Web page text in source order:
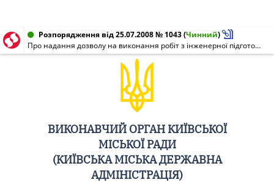
Розпорядження від 25.07.2008 № 1043(Чинний)
Про надання дозволу на виконання робіт з інженерної підготовки земельної ділянки на вул. Анрі Барбюса, 39/2 у Печерському районі
ВИКОНАВЧИЙ ОРГАН КИЇВСЬКОЇ
МІСЬКОЇ РАДИ
(КИЇВСЬКА МІСЬКА ДЕРЖАВНА
АДМІНІСТРАЦІЯ)